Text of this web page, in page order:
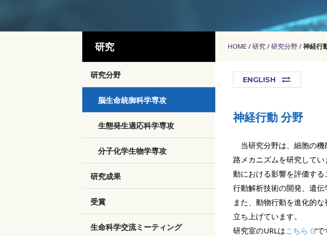
HOME 研究 研究分野 神経行
ENGLISH
神経行動 分野
当研究分野は、細胞の機
路メカニズムを研究して
動における影響を評価す
行動解析技術の開発、遺伝
また、動物行動を進化的
立ち上げています。
研究室のURLはこちら で
研究
研究分野
脳生命統御科学専攻
生態発生適応科学専攻
分子化学生物学専攻
研究成果
受賞
生命科学交流ミーティング